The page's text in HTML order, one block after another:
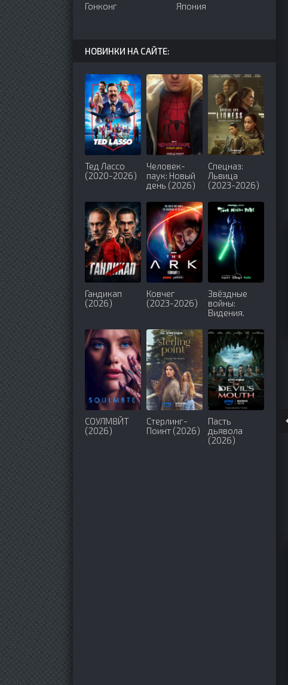
Гонконг
Япония
НОВИНКИ НА САЙТЕ:
Тед Лассо
(2020-2026)
Человек-
паук: Новый
день (2026)
Спецназ:
Львица
(2023-2026)
Гандикап
(2026)
Ковчег
(2023-2026)
Звёздные
войны:
Видения.
джедай
(2026)
СОУЛМ8ЙТ
(2026)
Стерлинг-
Поинт (2026)
Пасть
дьявола
(2026)